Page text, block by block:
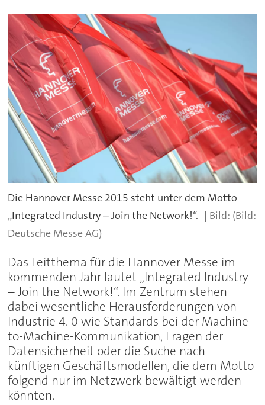
Die Hannover Messe 2015 steht unter dem Motto
„Integrated Industry – Join the Network!“.
(Bild:
Deutsche Messe AG)
Das Leitthema für die Hannover Messe im
kommenden Jahr lautet „Integrated Industry
– Join the Network!“. Im Zentrum stehen
dabei wesentliche Herausforderungen von
Industrie 4. 0 wie Standards bei der Machine-
to-Machine-Kommunikation, Fragen der
Datensicherheit oder die Suche nach
künftigen Geschäftsmodellen, die dem Motto
folgend nur im Netzwerk bewältigt werden
könnten.